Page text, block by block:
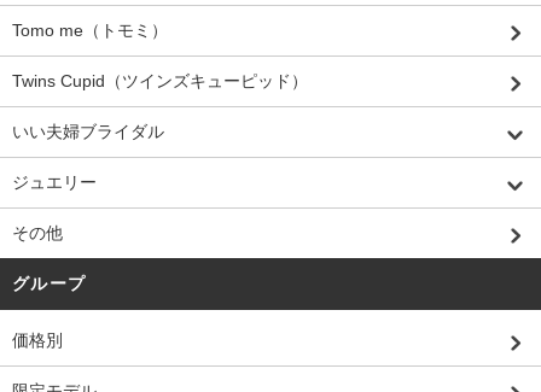
Tomo me（トモミ）
Twins Cupid（ツインズキューピッド）
いい夫婦ブライダル
ジュエリー
その他
グループ
価格別